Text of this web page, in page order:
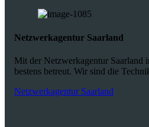
Netzwerkagentur Saarland
Mit der Netzwerkagentur Saarland
bestens betreut. Wir sind die
Netzwerkagentur Saarland